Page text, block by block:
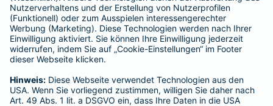
Haftpflichtversicherung
Hausratversicherung
SERVICE
Schaden melden
Kilometerstandsmeldung